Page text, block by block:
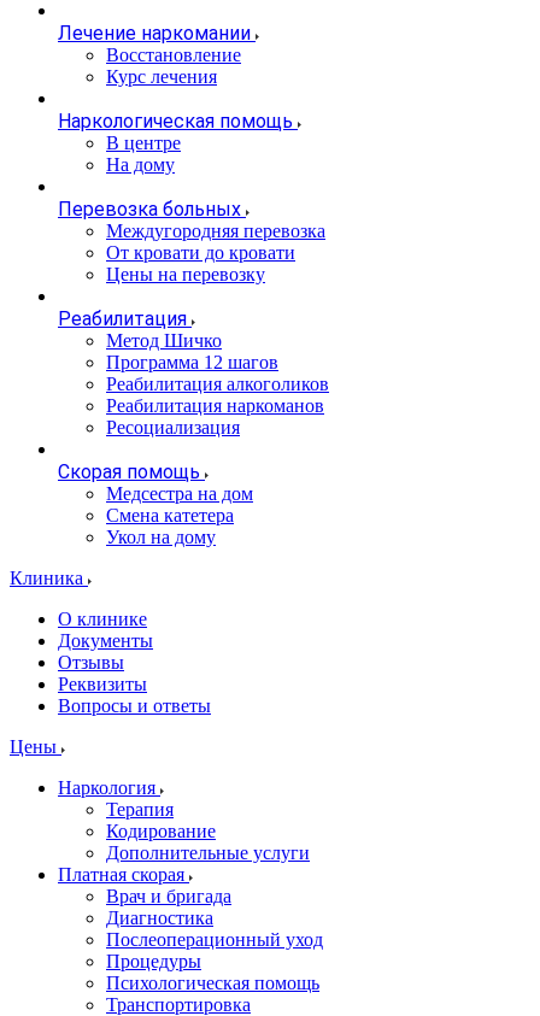
Лечение наркомании
Восстановление
Курс лечения
Наркологическая помощь
В центре
На дому
Перевозка больных
Междугородняя перевозка
От кровати до кровати
Цены на перевозку
Реабилитация
Метод Шичко
Программа 12 шагов
Реабилитация алкоголиков
Реабилитация наркоманов
Ресоциализация
Скорая помощь
Медсестра на дом
Смена катетера
Укол на дому
Клиника
О клинике
Документы
Отзывы
Реквизиты
Вопросы и ответы
Цены
Наркология
Терапия
Кодирование
Дополнительные услуги
Платная скорая
Врач и бригада
Диагностика
Послеоперационный уход
Процедуры
Психологическая помощь
Транспортировка